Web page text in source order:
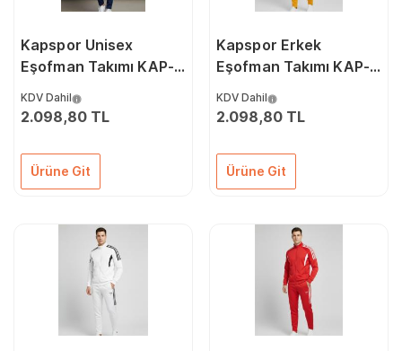
Kapspor Unisex
Eşofman Takımı KAP-
KDV Dahil
2.098,80 TL
Ürüne Git
Kapspor Erkek
Eşofman Takımı KAP-
KDV Dahil
2.098,80 TL
Ürüne Git